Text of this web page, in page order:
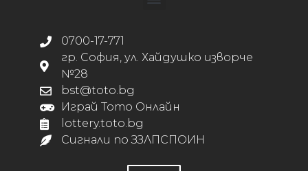
0700-17-771
гр. София, ул. Хайдушко изворче
№28
bst@toto.bg
Играй Тото Онлайн
lottery.toto.bg
Сигнали по ЗЗЛПСПОИН